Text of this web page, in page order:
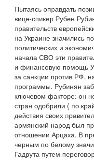
Пытаясь оправдать
вице-спикер Рубен
правительств
на Украине значились
политических и
начала СВО эти
и финансовую помощь
за санкции против РФ,
программы. Рубинян
ключевом факторе: он
стран одобрили ( по
действия своих
армянский народ был
отношении Арцаха. В
черным по белому
Гадрута путем